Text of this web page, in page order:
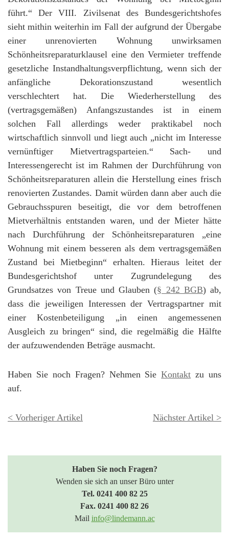
führt.“ Der VIII. Zivilsenat des Bundesgerichtshofes
sieht mithin weiterhin im Fall der aufgrund der Übergabe
einer unrenovierten Wohnung unwirksamen
Schönheitsreparaturklausel eine den Vermieter treffende
gesetzliche Instandhaltungsverpflichtung, wenn sich der
anfängliche Dekorationszustand wesentlich
verschlechtert hat. Die Wiederherstellung des
(vertragsgemäßen) Anfangszustandes ist in einem
solchen Fall allerdings weder praktikabel noch
wirtschaftlich sinnvoll und liegt auch „nicht im Interesse
vernünftiger Mietvertragsparteien.“ Sach- und
Interessengerecht ist im Rahmen der Durchführung von
Schönheitsreparaturen allein die Herstellung eines frisch
renovierten Zustandes. Damit würden dann aber auch die
Gebrauchsspuren beseitigt, die vor dem betroffenen
Mietverhältnis entstanden waren, und der Mieter hätte
nach Durchführung der Schönheitsreparaturen „eine
Wohnung mit einem besseren als dem vertragsgemäßen
Zustand bei Mietbeginn“ erhalten. Hieraus leitet der
Bundesgerichtshof unter Zugrundelegung des
Grundsatzes von Treue und Glauben (§ 242 BGB) ab,
dass die jeweiligen Interessen der Vertragspartner mit
einer Kostenbeteiligung „in einen angemessenen
Ausgleich zu bringen“ sind, die regelmäßig die Hälfte
der aufzuwendenden Beträge ausmacht.
Haben Sie noch Fragen? Nehmen SieKontakt zu uns
auf.
< Vorheriger Artikel Nächster Artikel >
Haben Sie noch Fragen?
Wenden sie sich an unser Büro unter
Tel. 0241 400 82 25
Fax. 0241 400 82 26
Mail info@lindemann.ac